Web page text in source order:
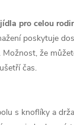
pro celou
poskytuje
že
čas.
s knoflíky a